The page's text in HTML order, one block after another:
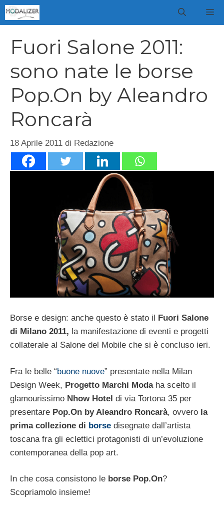
Vai
al
Fuori Salone 2011:
sono nate le borse
Pop.On by Aleandro
Roncarà
18 Aprile 2011 di Redazione
Borse e design: anche questo è stato il
Fuori Salone
di Milano 2011, la manifestazione di eventi e progetti
collaterale al Salone del Mobile che si è concluso ieri.
Fra le belle “buone nuove” presentate nella Milan
Design Week, Progetto Marchi Moda ha scelto il
glamourissimo Nhow Hotel di via Tortona 35 per
presentare Pop.On by Aleandro Roncarà, ovvero la
prima collezione di borse disegnate dall’artista
toscana fra gli eclettici protagonisti di un’evoluzione
contemporanea della pop art.
In che cosa consistono le borse Pop.On?
Scopriamolo insieme!